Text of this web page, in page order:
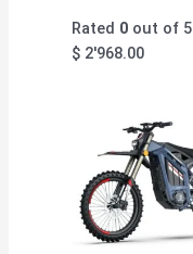
Rated 0 out of 5
$ 2'968.00